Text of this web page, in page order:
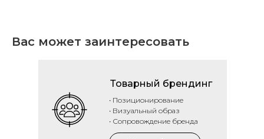
Вас может заинтересовать
Товарный брендинг
• Позиционирование
• Визуальный образ
• Сопровождение бренда